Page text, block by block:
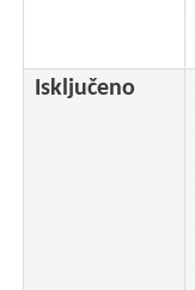
Isključeno